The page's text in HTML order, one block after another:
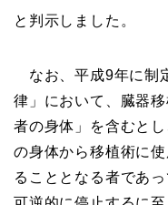
と判示しました。
なお、平成9年に制
律」において、臓器
者の身体」を含むと
の身体から移植術に
ることとなる者であっ